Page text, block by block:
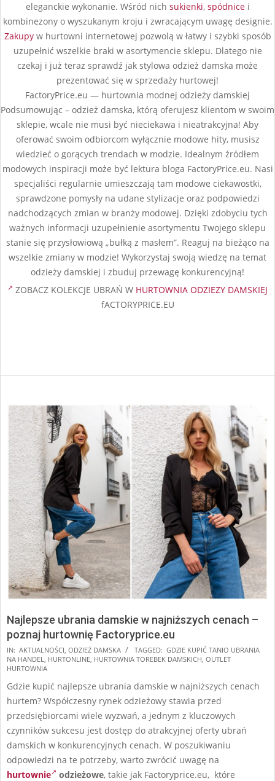
eleganckie wykonanie. Wśród nich sukienki, spódnicei
kombinezony o wyszukanym kroju i zwracającym uwagę designie.
Zakupyw hurtowni internetowej pozwolą w łatwy i szybki sposób
uzupełnić wszelkie braki w asortymencie sklepu. Dlatego nie
czekaj i już teraz sprawdź jak stylowa odzież damska może
prezentować się w sprzedaży hurtowej!
FactoryPrice.eu — hurtownia modnej odzieży damskiej
Podsumowując – odzież damska, którą oferujesz klientom w swoim
sklepie, wcale nie musi być nieciekawa i nieatrakcyjna! Aby
oferować swoim odbiorcom wyłącznie modowe hity, musisz
wiedzieć o gorących trendach w modzie. Idealnym źródłem
modowych inspiracji może być lektura bloga FactoryPrice.eu. Nasi
specjaliści regularnie umieszczają tam modowe ciekawostki,
sprawdzone pomysły na udane stylizacje oraz podpowiedzi
nadchodzących zmian w branży modowej. Dzięki zdobyciu tych
ważnych informacji uzupełnienie asortymentu Twojego sklepu
stanie się przysłowiową „bułką z masłem”. Reaguj na bieżąco na
wszelkie zmiany w modzie! Wykorzystaj swoją wiedzę na temat
odzieży damskiej i zbuduj przewagę konkurencyjną!
ZOBACZ KOLEKCJE UBRAŃ W HURTOWNIA ODZIEZY DAMSKIEJ
fACTORYPRICE.EU
Najlepsze ubrania damskie w najniższych cenach –
poznaj hurtownię Factoryprice.eu
2025-
12-
IN: AKTUALNOŚCI ODZIEŻ DAMSKA TAGGED: GDZIE KUPIĆ TANIO UBRANIA
NA HANDEL
HURTONLINE HURTOWNIA TOREBEK DAMSKICH OUTLET
HURTOWNIA
Gdzie kupić najlepsze ubrania damskie w najniższych cenach
hurtem? Współczesny rynek odzieżowy stawia przed
przedsiębiorcami wiele wyzwań, a jednym z kluczowych
czynników sukcesu jest dostęp do atrakcyjnej oferty ubrań
damskich w konkurencyjnych cenach. W poszukiwaniu
odpowiedzi na te potrzeby, warto zwrócić uwagę na
hurtownie
odzieżowe, takie jak Factoryprice.eu, które